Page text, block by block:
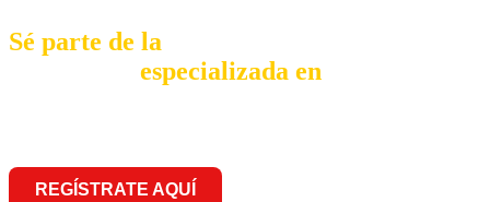
Sé parte de la
especializada en
REGÍSTRATE AQUÍ